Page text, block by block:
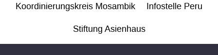
Koordinierungskreis Mosambik Infostelle Peru
Stiftung Asienhaus